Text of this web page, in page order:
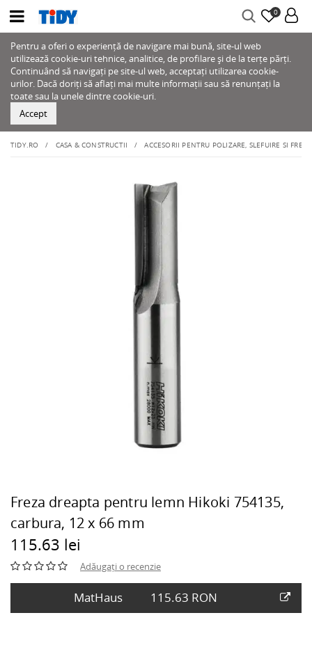
0
Pentru a oferi o experiență de navigare mai bună, site-ul web
utilizează cookie-uri tehnice, analitice, de profilare și de la terțe părți.
Continuând să navigați pe site-ul web, acceptați utilizarea cookie-
urilor. Dacă doriți să aflați mai multe informații sau să renunțați la
toate sau la unele dintre cookie-uri.
Accept
TIDY.RO CASA & CONSTRUCTII ACCESORII PENTRU POLIZARE, SLEFUIRE SI
Freza dreapta pentru lemn Hikoki 754135,
carbura, 12 x 66 mm
115.63 lei
Adăugați o recenzie
MatHaus 115.63 RON